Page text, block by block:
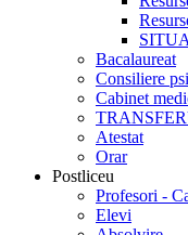
Bacalaureat
Consiliere
Cabinet
Atestat
Orar
Postliceu
Profesori -
Elevi